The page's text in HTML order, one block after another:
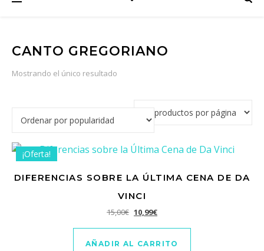
CANTO GREGORIANO
Mostrando el único resultado
¡Oferta!
DIFERENCIAS SOBRE LA ÚLTIMA CENA DE DA
VINCI
15,00€ El precio original era: 15,00€.
10,99€El precio actual es: 10,99€.
AÑADIR AL CARRITO